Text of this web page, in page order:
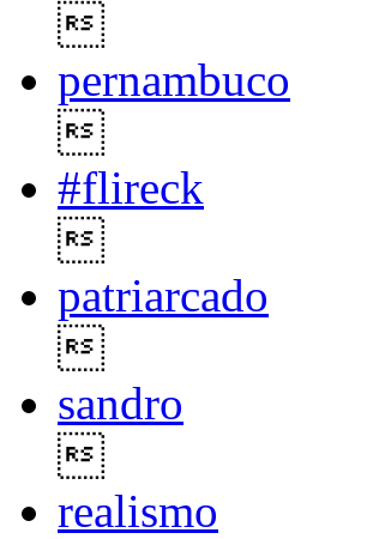
pernambuco
#flireck
patriarcado
sandro
realismo